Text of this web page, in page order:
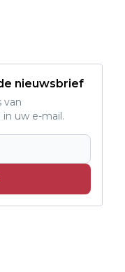
nieuwsbrief
van
in uw e-mail.